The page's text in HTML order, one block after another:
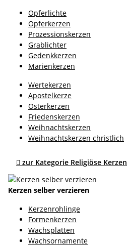
Opferlichte
Opferkerzen
Prozessionskerzen
Grablichter
Gedenkkerzen
Marienkerzen
Wertekerzen
Apostelkerze
Osterkerzen
Friedenskerzen
Weihnachtskerzen
Weihnachtskerzen christlich
 zur Kategorie Religiöse Kerzen
Kerzen selber verzieren
Kerzenrohlinge
Formenkerzen
Wachsplatten
Wachsornamente